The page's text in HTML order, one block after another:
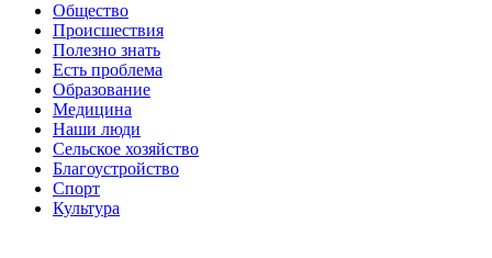
Общество
Происшествия
Полезно знать
Есть проблема
Образование
Медицина
Наши люди
Сельское хозяйство
Благоустройство
Спорт
Культура